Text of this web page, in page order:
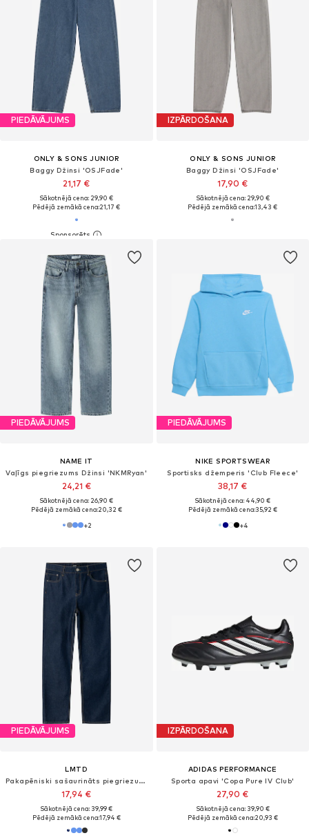
PIEDĀVĀJUMS
ONLY & SONS JUNIOR
Baggy Džinsi 'OSJFade'
21,17 €
Sākotnējā cena: 29,90 €
Pēdējā zemākā cena:21,17 €
IZPĀRDOŠANA
ONLY & SONS JUNIOR
Baggy Džinsi 'OSJFade'
17,90 €
Sākotnējā cena: 29,90 €
Pēdējā zemākā cena:13,43 €
PIEDĀVĀJUMS
NAME IT
Vaļīgs piegriezums Džinsi 'NKMRyan'
24,21 €
Sākotnējā cena: 26,90 €
Pēdējā zemākā cena:20,32 €
+2
PIEDĀVĀJUMS
NIKE SPORTSWEAR
Sportisks džemperis 'Club Fleece'
38,17 €
Sākotnējā cena: 44,90 €
Pēdējā zemākā cena:35,92 €
+4
PIEDĀVĀJUMS
LMTD
Pakapēniski sašaurināts piegriezums Džinsi 'Nizza'
17,94 €
Sākotnējā cena: 39,99 €
Pēdējā zemākā cena:17,94 €
IZPĀRDOŠANA
ADIDAS PERFORMANCE
Sporta apavi 'Copa Pure IV Club'
27,90 €
Sākotnējā cena: 39,90 €
Pēdējā zemākā cena:20,93 €